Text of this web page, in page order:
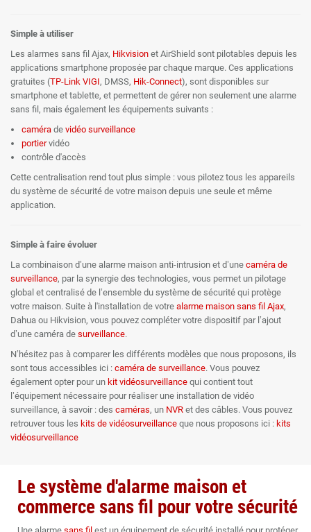
Simple à utiliser
Les alarmes sans fil Ajax, Hikvision et AirShield sont pilotables depuis les
applications smartphone proposée par chaque marque. Ces applications
gratuites (TP-Link VIGI, DMSS, Hik-Connect), sont disponibles sur
smartphone et tablette, et permettent de gérer non seulement une alarme
sans fil, mais également les équipements suivants :
caméra de vidéo surveillance
portiervidéo
contrôle d'accès
Cette centralisation rend tout plus simple : vous pilotez tous les appareils
du système de sécurité de votre maison depuis une seule et même
application.
Simple à faire évoluer
La combinaison d’une alarme maison anti-intrusion et d’une caméra de
surveillance, par la synergie des technologies, vous permet un pilotage
global et centralisé de l’ensemble du système de sécurité qui protège
votre maison. Suite à l'installation de votre alarme maison sans fil Ajax,
Dahua ou Hikvision, vous pouvez compléter votre dispositif par l’ajout
d’une caméra de surveillance.
N’hésitez pas à comparer les différents modèles que nous proposons, ils
sont tous accessibles ici : caméra de surveillance. Vous pouvez
également opter pour un kit vidéosurveillance qui contient tout
l’équipement nécessaire pour réaliser une installation de vidéo
surveillance, à savoir : des caméras, un NVR et des câbles. Vous pouvez
retrouver tous les kits de vidéosurveillance que nous proposons ici : kits
vidéosurveillance
Le système d'alarme maison et
commerce sans fil pour votre sécurité